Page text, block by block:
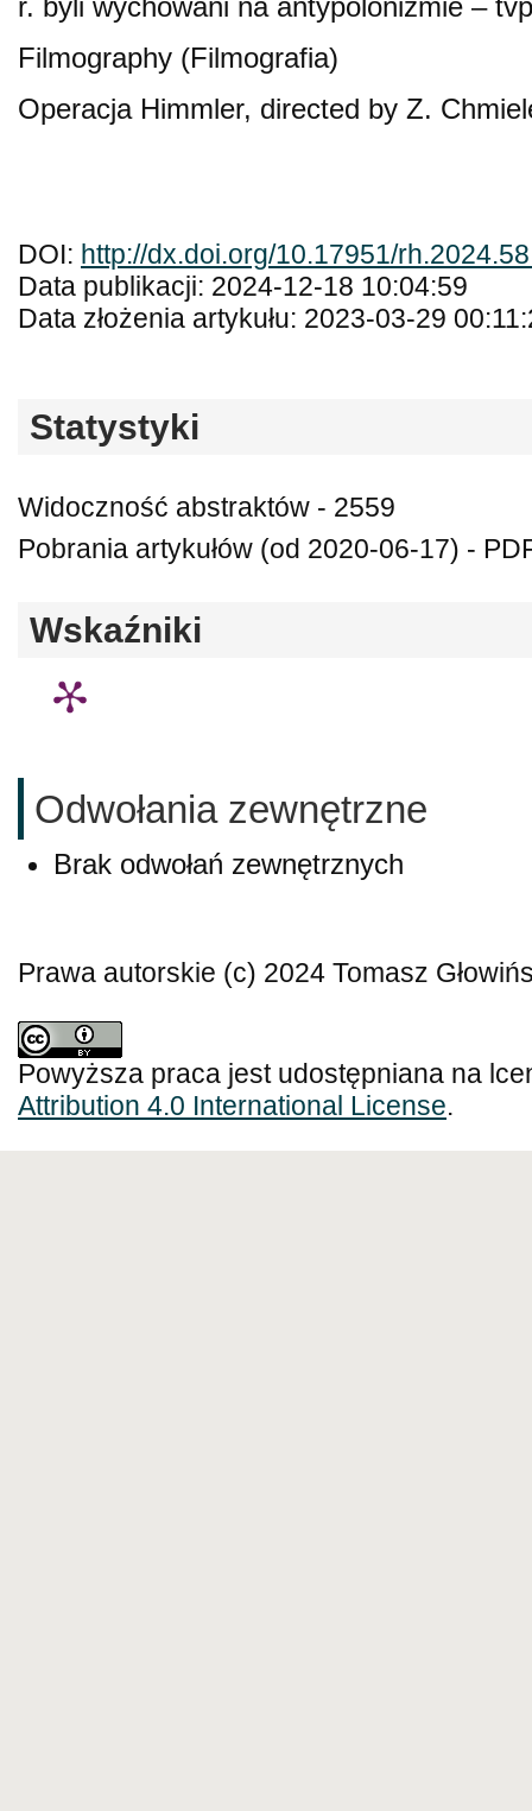
r. byli wychowani na antypolonizmie –
Filmography (Filmografia)
Operacja Himmler, directed by Z.
DOI: http://dx.doi.org/10.17951/
Data publikacji: 2024-12-18 10:04:59
Data złożenia artykułu: 2023-03-29
Statystyki
Widoczność abstraktów - 2559
Pobrania artykułów (od 2020-06-17) -
Wskaźniki
Odwołania zewnętrzne
Brak odwołań zewnętrznych
Prawa autorskie (c) 2024 Tomasz
Powyższa praca jest udostępniana na
Attribution 4.0 International License.